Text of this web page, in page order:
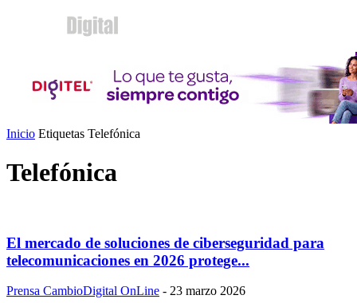
Inicio Etiquetas Telefónica
Telefónica
El mercado de soluciones de ciberseguridad para
telecomunicaciones en 2026 protege...
Prensa CambioDigital OnLine - 23 marzo 2026